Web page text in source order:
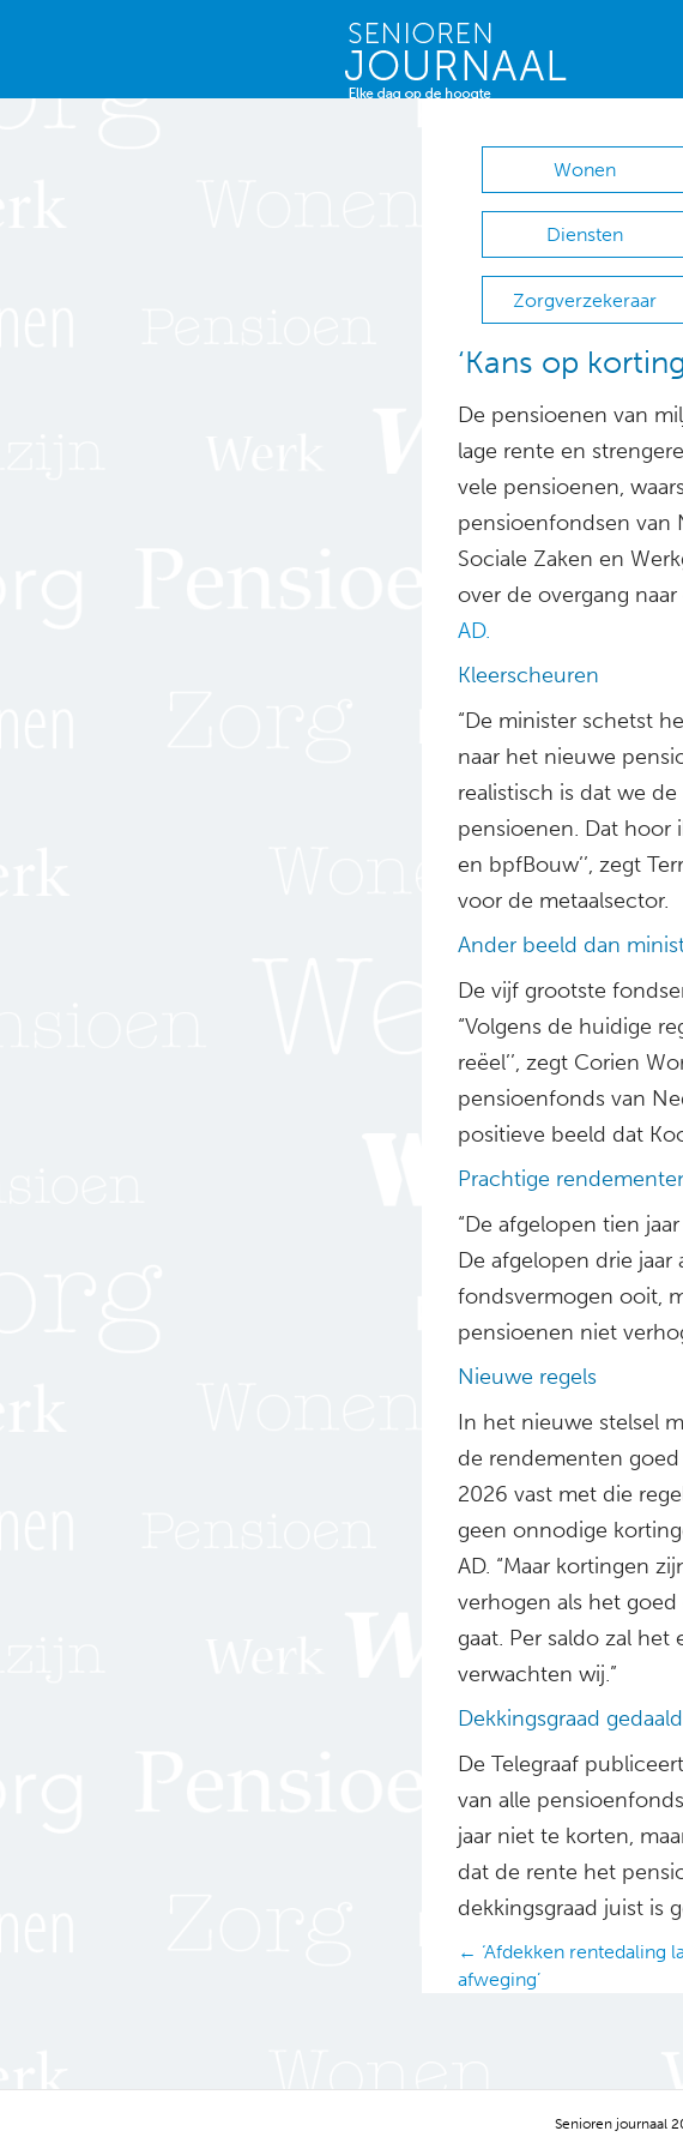
Wonen
Diensten
Zorgverzekeraar
‘Kans op
De pensioenen van
lage rente en
vele pensioenen,
pensioenfondsen van
Sociale Zaken en
over de overgang
AD.
Kleerscheuren
“De minister schetst
naar het nieuwe
realistisch is dat we
pensioenen. Dat hoor
en bpfBouw’’, zegt
voor de metaalsector.
Ander beeld dan
De vijf grootste
“Volgens de huidige
reëel’’, zegt Corien
pensioenfonds van
positieve beeld dat
Prachtige
“De afgelopen tien
De afgelopen drie
fondsvermogen ooit,
pensioenen niet
Nieuwe regels
In het nieuwe stelsel
de rendementen
2026 vast met die
geen onnodige
AD. “Maar kortingen
verhogen als het
gaat. Per saldo zal
verwachten wij.”
Dekkingsgraad gedaald
De Telegraaf
van alle
jaar niet te korten,
dat de rente het
dekkingsgraad juist is
Posts
navigation
← ‘Afdekken rentedaling
afweging’
Senioren journaal